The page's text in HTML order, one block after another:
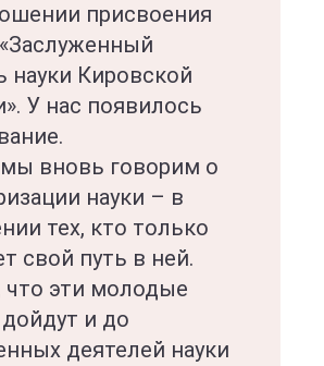
присвоения
науки Кировской
У нас появилось
вновь говорим о
науки – в
тех, кто только
свой путь в ней.
что эти молодые
и до
деятелей науки